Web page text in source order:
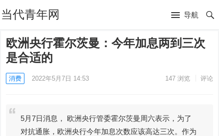
当代青年网 导航
欧洲央行霍尔茨曼：今年加息两到三次
是合适的
消费 2022年5月7日 14:53 147浏览 评论
5月7日消息， 欧洲央行管委霍尔茨曼周六表示，为了
对抗通胀，欧洲央行今年加息次数应该高达三次。作为